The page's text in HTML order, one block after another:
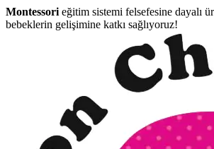
Montessori eğitim sistemi felsefesine dayalı
bebeklerin gelişimine katkı sağlıyoruz!